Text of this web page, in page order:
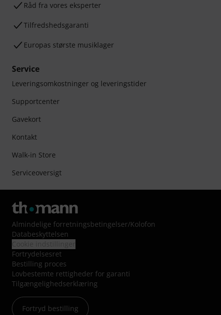
Råd fra vores eksperter
Tilfredshedsgaranti
Europas største musiklager
Service
Leveringsomkostninger og leveringstider
Supportcenter
Gavekort
Kontakt
Walk-in Store
Serviceoversigt
Almindelige forretningsbetingelser/Kolofon
Databeskyttelsen
Fortrydelsesret
Bestilling proces
Lovbestemte rettigheder for garanti
Tilgængelighedserklæring
Fortryd bestilling